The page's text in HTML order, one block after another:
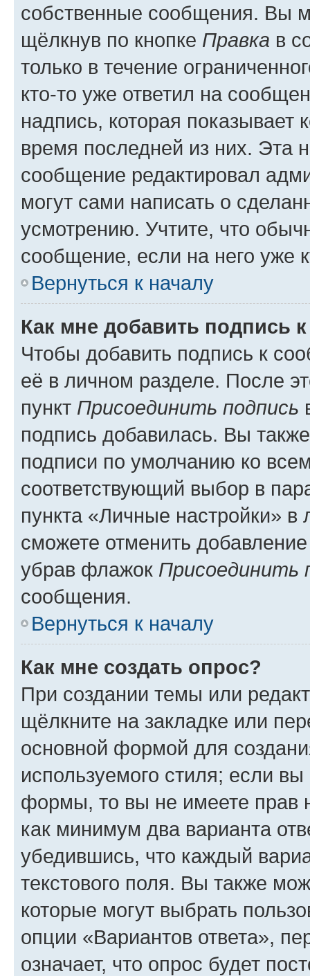
собственные сообщения. Вы
щёлкнув по кнопке Правка в
только в течение
кто-то уже ответил на
надпись, которая показывает
время последней из них. Эта
сообщение редактировал
могут сами написать о
усмотрению. Учтите, что
сообщение, если на него уже
Вернуться к началу
Как мне добавить подпись
Чтобы добавить подпись к
её в личном разделе. После
пункт Присоединить подпись
подпись добавилась. Вы
подписи по умолчанию ко
соответствующий выбор в
пункта «Личные настройки»
сможете отменить
убрав флажок Присоединить
сообщения.
Вернуться к началу
Как мне создать опрос?
При создании темы или
щёлкните на закладке или
основной формой для
используемого стиля; если
формы, то вы не имеете прав
как минимум два варианта
убедившись, что каждый
текстового поля. Вы также
которые могут выбрать
опции «Вариантов ответа»,
означает, что опрос будет